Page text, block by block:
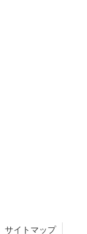
サイトマップ